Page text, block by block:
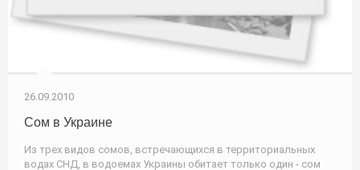
26.09.2010
Сом в Украине
Из трех видов сомов, встречающихся в территориальных
водах СНД, в водоемах Украины обитает только один - сом